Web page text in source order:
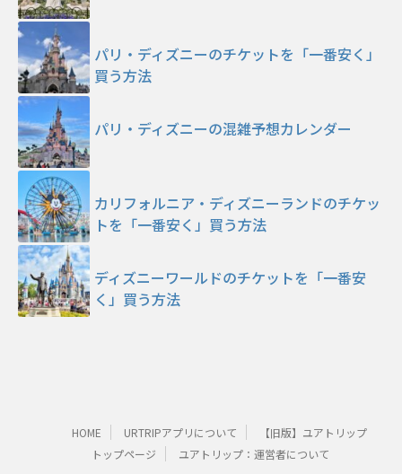
パリ・ディズニーのチケットを「一番安く」
買う方法
パリ・ディズニーの混雑予想カレンダー
カリフォルニア・ディズニーランドのチケッ
トを「一番安く」買う方法
ディズニーワールドのチケットを「一番安
く」買う方法
HOME URTRIPアプリについて
【旧版】ユアトリップ
トップページ
ユアトリップ：運営者について